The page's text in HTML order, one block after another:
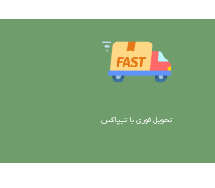
تحویل فوری با تیپاکس